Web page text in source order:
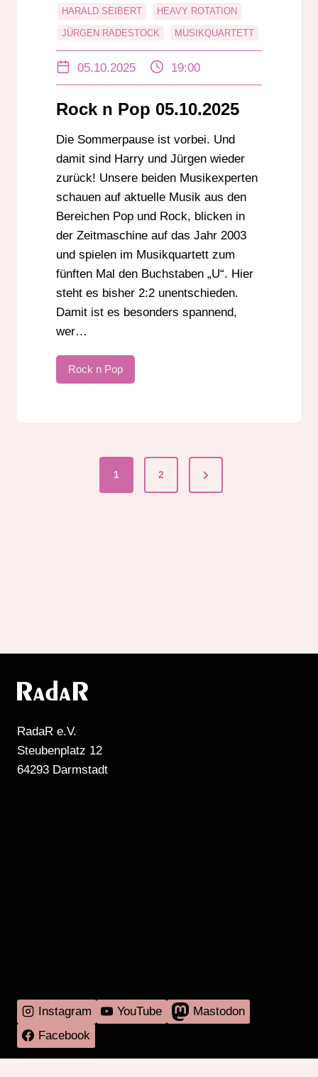
HARALD SEIBERT HEAVY ROTATION
JÜRGEN RADESTOCK MUSIKQUARTETT
ZEITMASCHINE
05.10.2025 19:00
Rock n Pop 05.10.2025
Die Sommerpause ist vorbei. Und
damit sind Harry und Jürgen wieder
zurück! Unsere beiden Musikexperten
schauen auf aktuelle Musik aus den
Bereichen Pop und Rock, blicken in
der Zeitmaschine auf das Jahr 2003
und spielen im Musikquartett zum
fünften Mal den Buchstaben „U“. Hier
steht es bisher 2:2 unentschieden.
Damit ist es besonders spannend,
wer…
Rock n Pop
1 2
Next
Page
RadaR e.V.
Steubenplatz 12
64293 Darmstadt
Instagram YouTube
Mastodon
Facebook